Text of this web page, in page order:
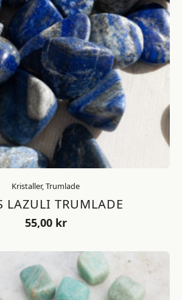
Kristaller, Trumlade
LAZULI TRUMLADE
55,00 kr